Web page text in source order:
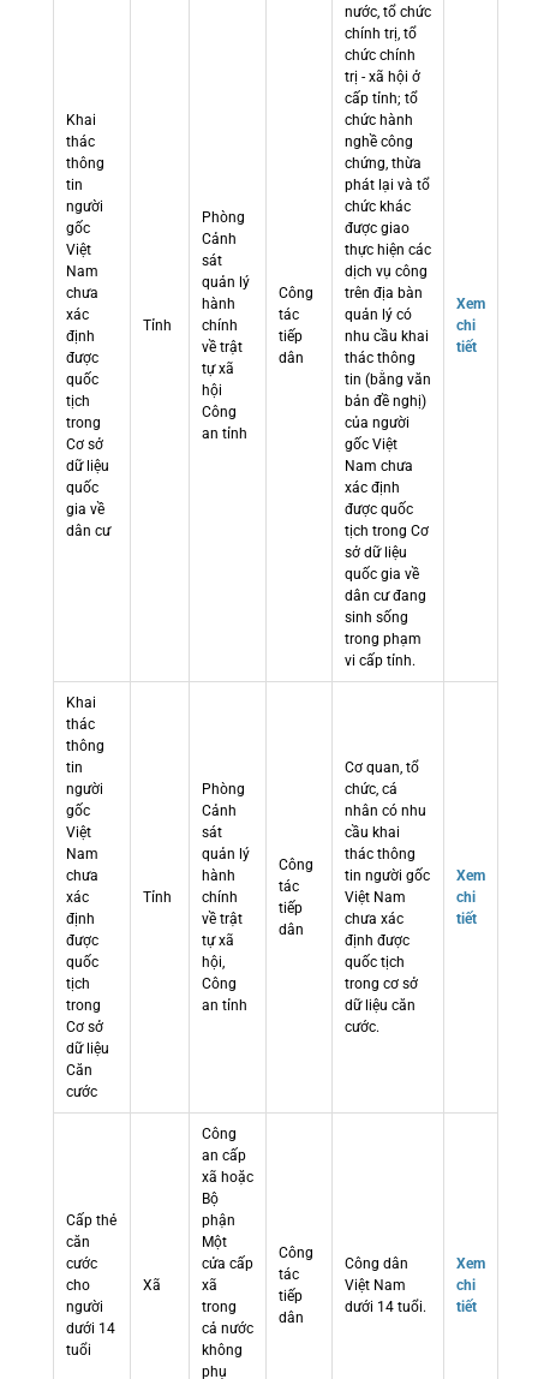
Khai
thác
thông
tin
người
gốc
Việt
Nam
chưa
xác
định
được
quốc
tịch
trong
Cơ sở
dữ liệu
quốc
gia về
dân cư
Tỉnh
Phòng
Cảnh
sát
quản lý
hành
chính
về trật
tự xã
hội
Công
an tỉnh
Công
tác
tiếp
dân
nước, tổ chức
chính trị, tổ
chức chính
trị - xã hội ở
cấp tỉnh; tổ
chức hành
nghề công
chứng, thừa
phát lại và tổ
chức khác
được giao
thực hiện các
dịch vụ công
trên địa bàn
quản lý có
nhu cầu khai
thác thông
tin (bằng văn
bản đề nghị)
của người
gốc Việt
Nam chưa
xác định
được quốc
tịch trong Cơ
sở dữ liệu
quốc gia về
dân cư đang
sinh sống
trong phạm
vi cấp tỉnh.
Xem
chi
tiết
Khai
thác
thông
tin
người
gốc
Việt
Nam
chưa
xác
định
được
quốc
tịch
trong
Cơ sở
dữ liệu
Căn
cước
Tỉnh
Phòng
Cảnh
sát
quản lý
hành
chính
về trật
tự xã
hội,
Công
an tỉnh
Công
tác
tiếp
dân
Cơ quan, tổ
chức, cá
nhân có nhu
cầu khai
thác thông
tin người gốc
Việt Nam
chưa xác
định được
quốc tịch
trong cơ sở
dữ liệu căn
cước.
Xem
chi
tiết
Cấp thẻ
căn
cước
cho
người
dưới 14
tuổi
Xã
Công
an cấp
xã hoặc
Bộ
phận
Một
cửa cấp
xã
trong
cả nước
không
phụ
Công
tác
tiếp
dân
Công dân
Việt Nam
dưới 14 tuổi.
Xem
chi
tiết